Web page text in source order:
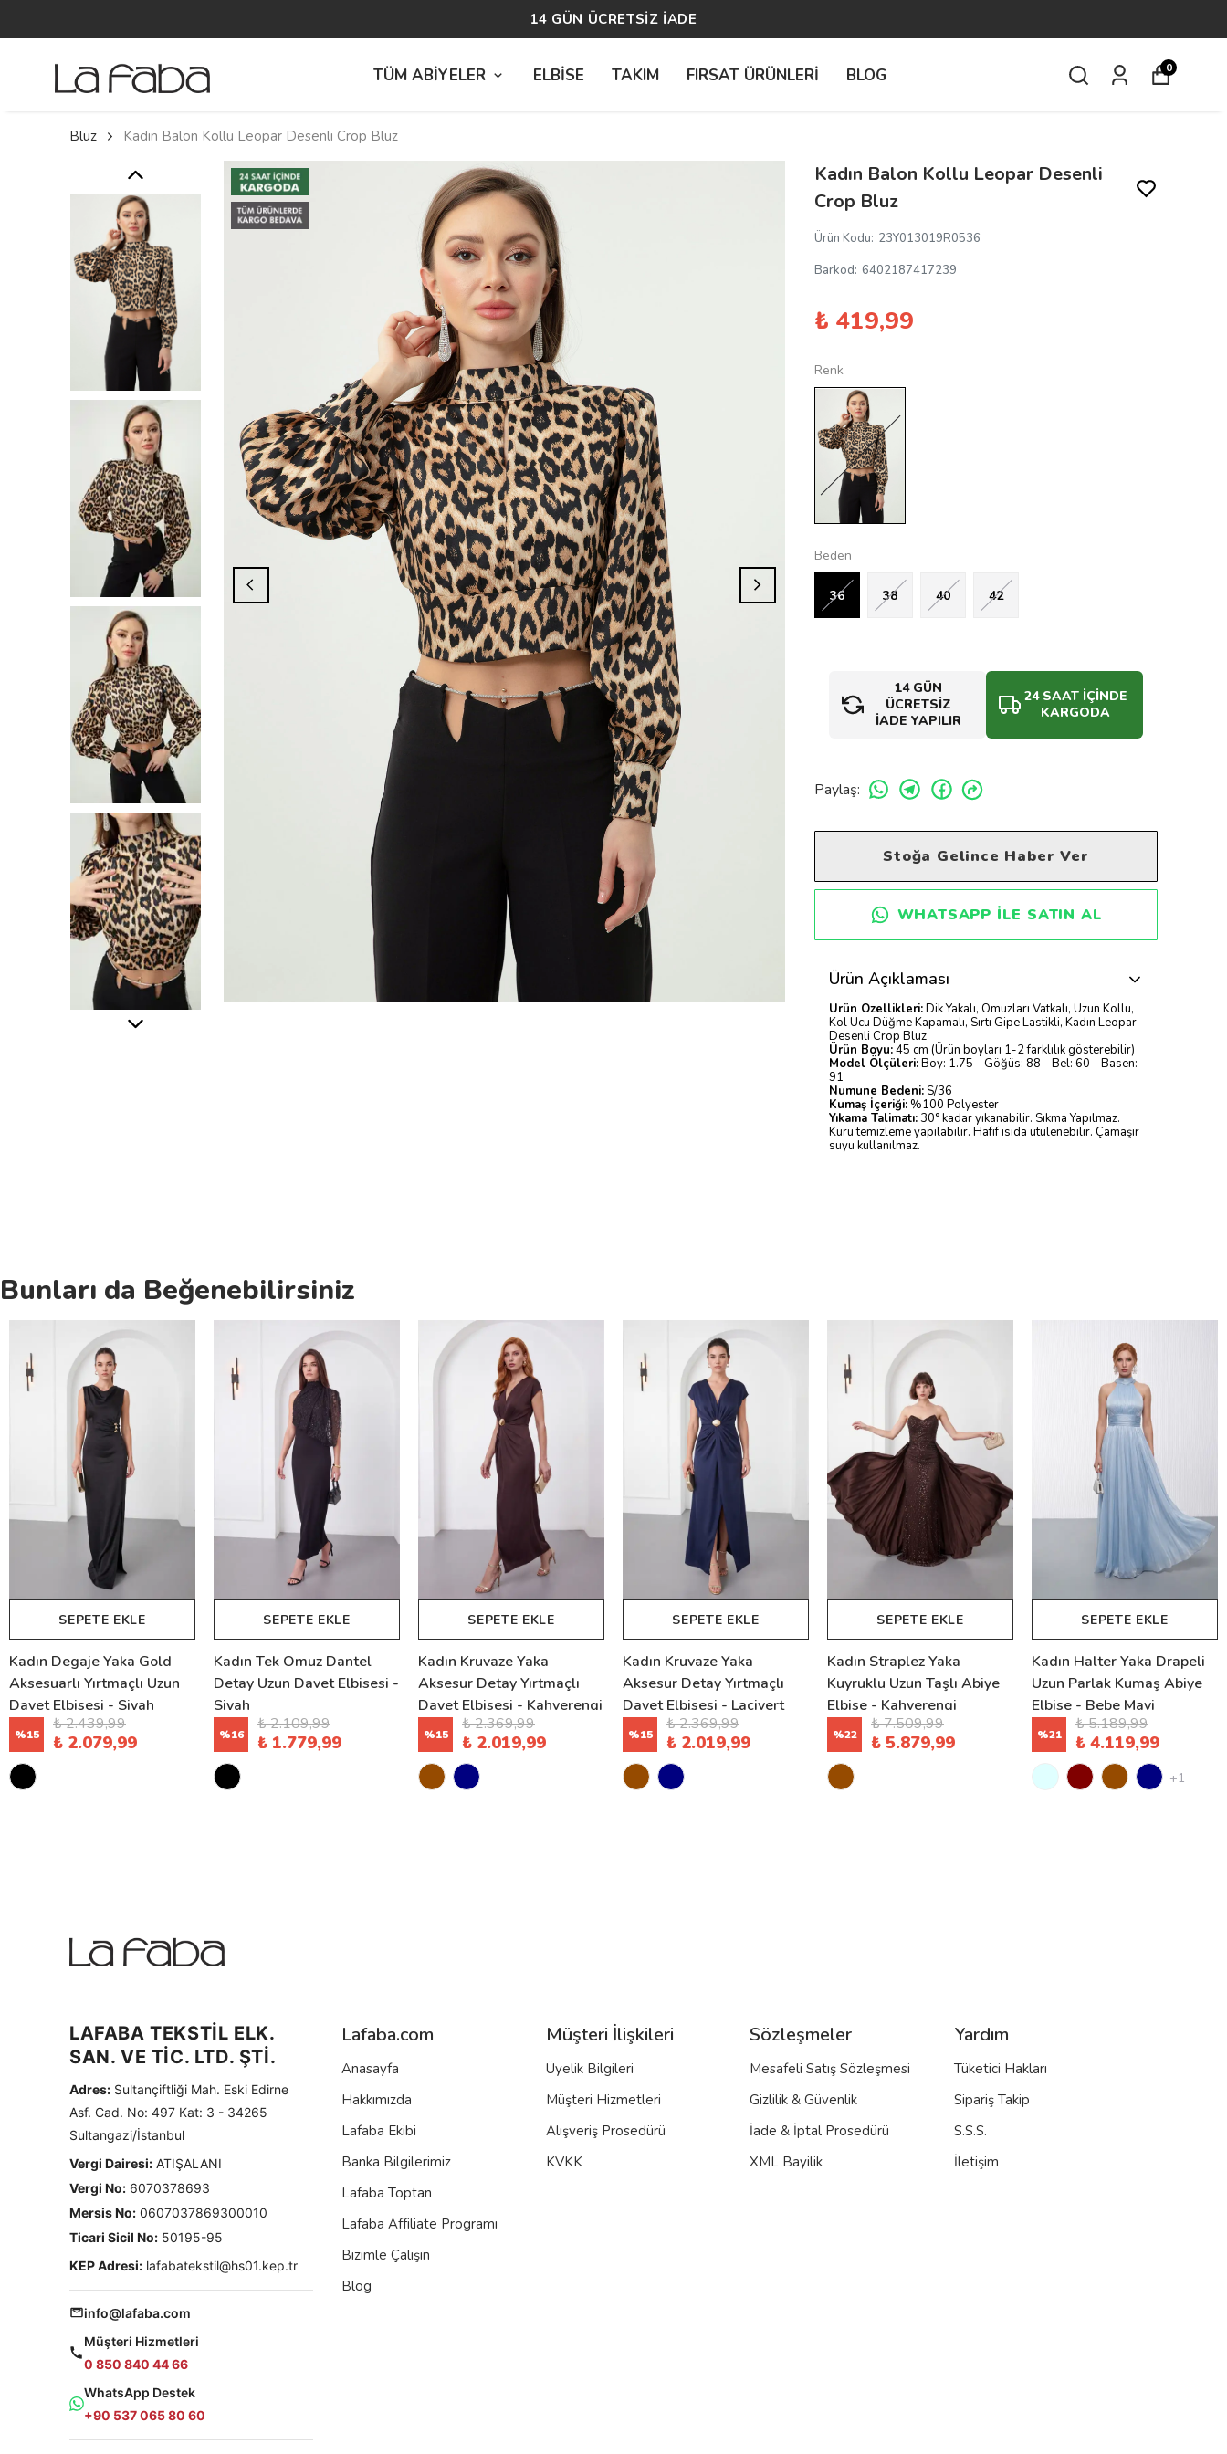
14 GÜN ÜCRETSİZ İADE
TÜM ABİYELER ELBİSE TAKIM FIRSAT ÜRÜNLERİ BLOG 0
Bluz Kadın Balon Kollu Leopar Desenli Crop Bluz
Kadın Balon Kollu Leopar Desenli
Crop Bluz
Ürün Kodu: 23Y013019R0536
Barkod: 6402187417239
₺ 419,99
Renk
Beden
36 38 40 42
14 GÜN
ÜCRETSİZ
İADE YAPILIR
24 SAAT İÇİNDE
KARGODA
Paylaş:
Stoğa Gelince Haber Ver
WHATSAPP ILE SATIN AL
Ürün Açıklaması
Ürün Özellikleri:Dik Yakalı, Omuzları Vatkalı, Uzun Kollu,
Kol Ucu Düğme Kapamalı, Sırtı Gipe Lastikli, Kadın Leopar
Desenli Crop Bluz
Ürün Boyu:45 cm (Ürün boyları 1-2 farklılık gösterebilir)
Model Ölçüleri:Boy: 1.75 - Göğüs: 88 - Bel: 60 - Basen:
91
Numune Bedeni: S/36
Kumaş İçeriği: %100 Polyester
Yıkama Talimatı:30° kadar yıkanabilir. Sıkma Yapılmaz.
Kuru temizleme yapılabilir. Hafif ısıda ütülenebilir. Çamaşır
suyu kullanılmaz.
Bunları da Beğenebilirsiniz
SEPETE EKLE
Kadın Degaje Yaka Gold
Aksesuarlı Yırtmaçlı Uzun
Davet Elbisesi - Siyah
%15
₺ 2.439,99
₺ 2.079,99
SEPETE EKLE
Kadın Tek Omuz Dantel
Detay Uzun Davet Elbisesi -
Siyah
%16
₺ 2.109,99
₺ 1.779,99
SEPETE EKLE
Kadın Kruvaze Yaka
Aksesur Detay Yırtmaçlı
Davet Elbisesi - Kahverengi
%15
₺ 2.369,99
₺ 2.019,99
SEPETE EKLE
Kadın Kruvaze Yaka
Aksesur Detay Yırtmaçlı
Davet Elbisesi - Lacivert
%15
₺ 2.369,99
₺ 2.019,99
SEPETE EKLE
Kadın Straplez Yaka
Kuyruklu Uzun Taşlı Abiye
Elbise - Kahverengi
%22
₺ 7.509,99
₺ 5.879,99
SEPETE EKLE
Kadın Halter Yaka Drapeli
Uzun Parlak Kumaş Abiye
Elbise - Bebe Mavi
%21
₺ 5.189,99
₺ 4.119,99
+1
Lafaba.com
Anasayfa
Hakkımızda
Lafaba Ekibi
Banka Bilgilerimiz
Lafaba Toptan
Lafaba Affiliate Programı
Bizimle Çalışın
Blog
Müşteri İlişkileri
Üyelik Bilgileri
Müşteri Hizmetleri
Alışveriş Prosedürü
KVKK
Sözleşmeler
Mesafeli Satış Sözleşmesi
Gizlilik & Güvenlik
İade & İptal Prosedürü
XML Bayilik
Yardım
Tüketici Hakları
Sipariş Takip
S.S.S.
İletişim
LAFABA TEKSTİL ELK.
SAN. VE TİC. LTD. ŞTİ.
Adres: Sultançiftliği Mah. Eski Edirne
Asf. Cad. No: 497 Kat: 3 - 34265
Sultangazi/İstanbul
Vergi Dairesi: ATIŞALANI
Vergi No: 6070378693
Mersis No: 0607037869300010
Ticari Sicil No: 50195-95
KEP Adresi: lafabatekstil@hs01.kep.tr
info@lafaba.com
Müşteri Hizmetleri
0 850 840 44 66
WhatsApp Destek
+90 537 065 80 60